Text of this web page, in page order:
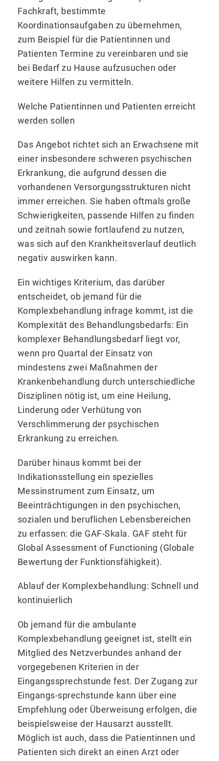
Fachkraft, bestimmte
Koordinationsaufgaben zu übernehmen,
zum Beispiel für die Patientinnen und
Patienten Termine zu vereinbaren und sie
bei Bedarf zu Hause aufzusuchen oder
weitere Hilfen zu vermitteln.
Welche Patientinnen und Patienten erreicht
werden sollen
Das Angebot richtet sich an Erwachsene mit
einer insbesondere schweren psychischen
Erkrankung, die aufgrund dessen die
vorhandenen Versorgungsstrukturen nicht
immer erreichen. Sie haben oftmals große
Schwierigkeiten, passende Hilfen zu finden
und zeitnah sowie fortlaufend zu nutzen,
was sich auf den Krankheitsverlauf deutlich
negativ auswirken kann.
Ein wichtiges Kriterium, das darüber
entscheidet, ob jemand für die
Komplexbehandlung infrage kommt, ist die
Komplexität des Behandlungsbedarfs: Ein
komplexer Behandlungsbedarf liegt vor,
wenn pro Quartal der Einsatz von
mindestens zwei Maßnahmen der
Krankenbehandlung durch unterschiedliche
Disziplinen nötig ist, um eine Heilung,
Linderung oder Verhütung von
Verschlimmerung der psychischen
Erkrankung zu erreichen.
Darüber hinaus kommt bei der
Indikationsstellung ein spezielles
Messinstrument zum Einsatz, um
Beeinträchtigungen in den psychischen,
sozialen und beruflichen Lebensbereichen
zu erfassen: die GAF-Skala. GAF steht für
Global Assessment of Functioning (Globale
Bewertung der Funktionsfähigkeit).
Ablauf der Komplexbehandlung: Schnell und
kontinuierlich
Ob jemand für die ambulante
Komplexbehandlung geeignet ist, stellt ein
Mitglied des Netzverbundes anhand der
vorgegebenen Kriterien in der
Eingangssprechstunde fest. Der Zugang zur
Eingangs-sprechstunde kann über eine
Empfehlung oder Überweisung erfolgen, die
beispielsweise der Hausarzt ausstellt.
Möglich ist auch, dass die Patientinnen und
Patienten sich direkt an einen Arzt oder